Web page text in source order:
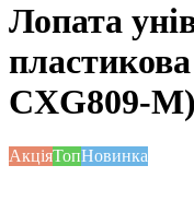
Лопата
CXG809-M)
АкціяТопНовинка